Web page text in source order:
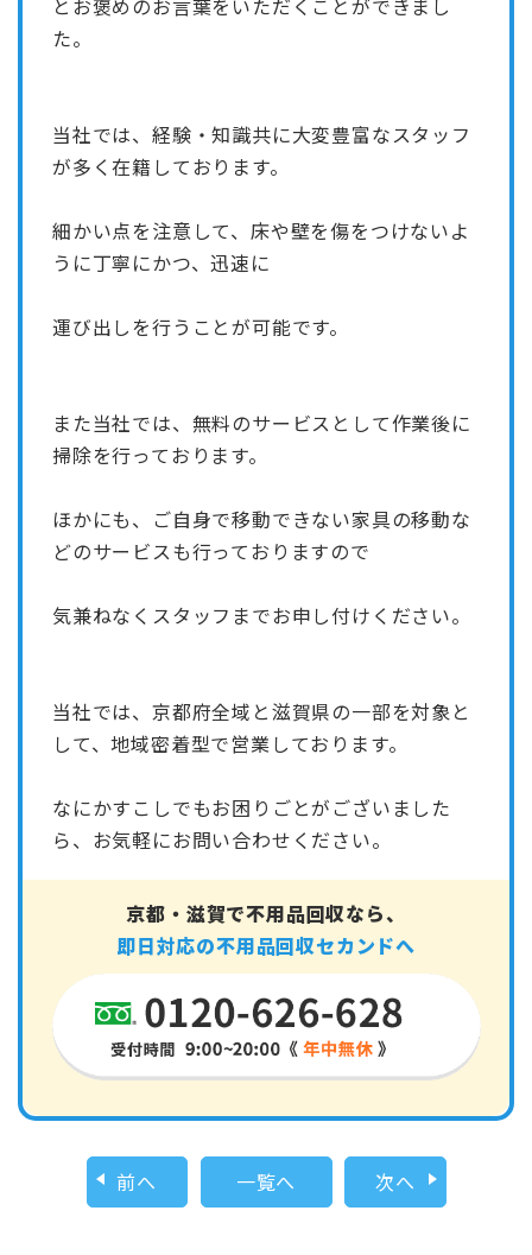
とお褒めのお言葉をいただくことができまし
た。
当社では、経験・知識共に大変豊富なスタッフ
が多く在籍しております。
細かい点を注意して、床や壁を傷をつけないよ
うに丁寧にかつ、迅速に
運び出しを行うことが可能です。
また当社では、無料のサービスとして作業後に
掃除を行っております。
ほかにも、ご自身で移動できない家具の移動な
どのサービスも行っておりますので
気兼ねなくスタッフまでお申し付けください。
当社では、京都府全域と滋賀県の一部を対象と
して、地域密着型で営業しております。
なにかすこしでもお困りごとがございました
ら、お気軽にお問い合わせください。
京都・滋賀で不用品回収なら、
即日対応の不用品回収セカンドへ
前へ 一覧へ 次へ